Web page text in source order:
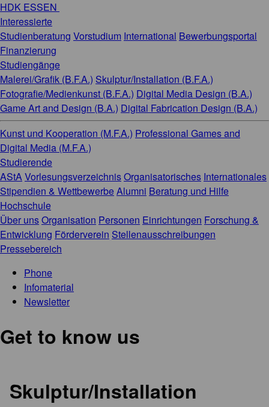
HDK ESSEN
Interessierte
Studienberatung Vorstudium International Bewerbungsportal
Finanzierung
Studiengänge
Malerei/Grafik (B.F.A.) Skulptur/Installation (B.F.A.)
Fotografie/Medienkunst (B.F.A.) Digital Media Design (B.A.)
Game Art and Design (B.A.) Digital Fabrication Design (B.A.)
Kunst und Kooperation (M.F.A.) Professional Games and
Digital Media (M.F.A.)
Studierende
AStAVorlesungsverzeichnisOrganisatorisches Internationales
Stipendien & WettbewerbeAlumni Beratung und Hilfe
Hochschule
Über unsOrganisation Personen Einrichtungen Forschung &
Entwicklung Förderverein Stellenausschreibungen
Pressebereich
Phone
Infomaterial
Newsletter
Get to know us
Skulptur/Installation